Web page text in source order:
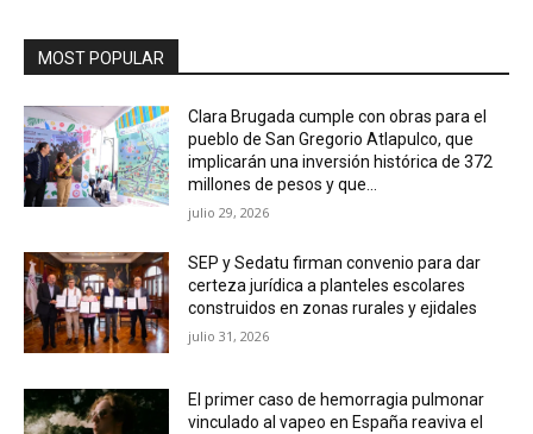
MOST POPULAR
Clara Brugada cumple con obras para el
pueblo de San Gregorio Atlapulco, que
implicarán una inversión histórica de 372
millones de pesos y que...
julio 29, 2026
SEP y Sedatu firman convenio para dar
certeza jurídica a planteles escolares
construidos en zonas rurales y ejidales
julio 31, 2026
El primer caso de hemorragia pulmonar
vinculado al vapeo en España reaviva el